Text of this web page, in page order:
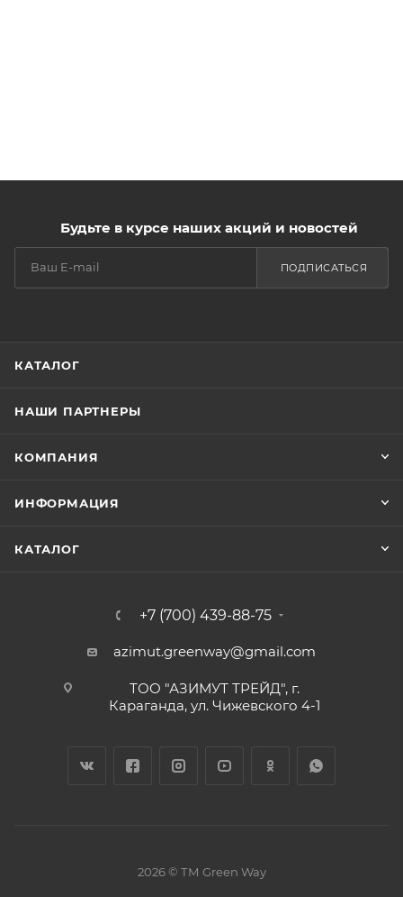
Будьте в курсе наших акций и новостей
ПОДПИСАТЬСЯ
КАТАЛОГ
НАШИ ПАРТНЕРЫ
КОМПАНИЯ
ИНФОРМАЦИЯ
КАТАЛОГ
+7 (700) 439-88-75
azimut.greenway@gmail.com
ТОО "АЗИМУТ ТРЕЙД", г.
Караганда, ул. Чижевского 4-1
2026 © ТМ Green Way